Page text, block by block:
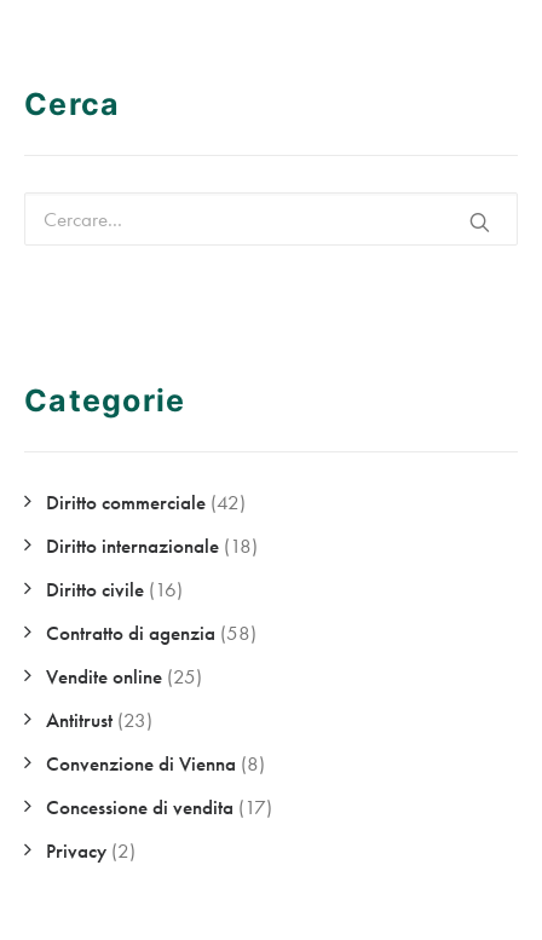
Cerca
Categorie
Diritto commerciale (42)
Diritto internazionale (18)
Diritto civile (16)
Contratto di agenzia (58)
Vendite online (25)
Antitrust (23)
Convenzione di Vienna (8)
Concessione di vendita (17)
Privacy (2)